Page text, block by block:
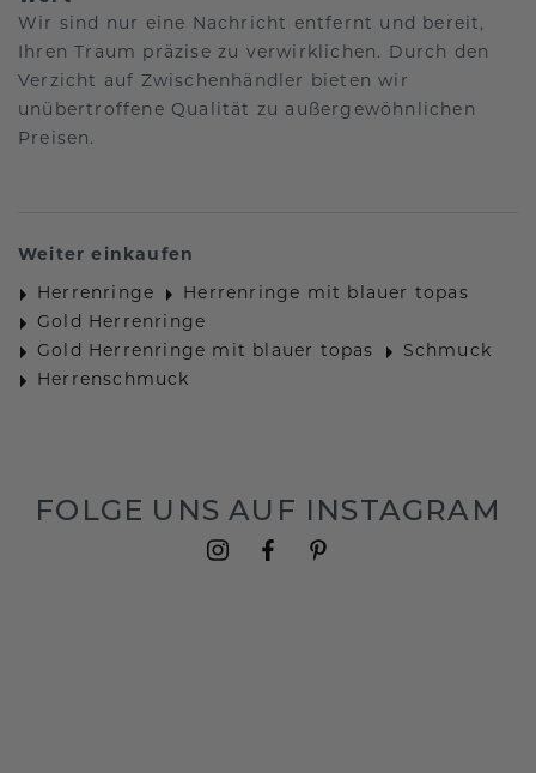
Wir sind nur eine Nachricht entfernt und bereit,
Ihren Traum präzise zu verwirklichen. Durch den
Verzicht auf Zwischenhändler bieten wir
unübertroffene Qualität zu außergewöhnlichen
Preisen.
Weiter einkaufen
Herrenringe
Herrenringe mit blauer topas
Gold Herrenringe
Gold Herrenringe mit blauer topas
Schmuck
Herrenschmuck
FOLGE UNS AUF INSTAGRAM